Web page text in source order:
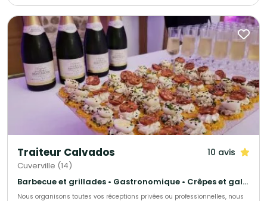
unique, fidèle à votre image et à vos envies. Notre force réside dans notre
capacité à proposer du sur-mesure. Nous ne travaillons pas à partir de
formules figées : chaque prestation est personnalisée, tant dans la
création des menus que dans la scénographie et l’organisation du
service. Exigence, créativité et sens du détail sont au cœur de notre
approche, avec un seul objectif : faire de votre événement un moment
unique et inoubliable.
Traiteur Calvados 10 avis
Cuverville (14)
Barbecue et grillades • Gastronomique • Crêpes et galettes
Nous organisons toutes vos réceptions privées ou professionnelles, nous